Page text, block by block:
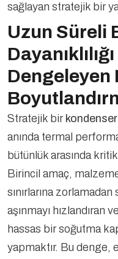
sağlayan stratejik bir
Uzun Süreli
Dengeleyen
Stratejik bir
anında termal
bütünlük arasında
Birincil amaç,
sınırlarına
aşınmayı hızlandıran
hassas bir soğutma
yapmaktır. Bu denge,